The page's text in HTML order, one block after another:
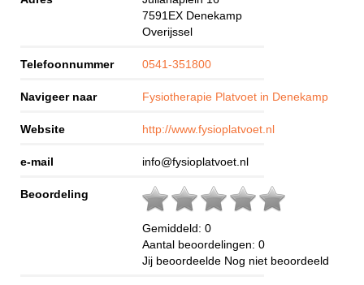
7591EX Denekamp
Overijssel
Telefoonnummer 0541-351800
Navigeer naar Fysiotherapie Platvoet in Denekamp
Website http://www.fysioplatvoet.nl
e-mail info@fysioplatvoet.nl
Beoordeling
Gemiddeld: 0
Aantal beoordelingen: 0
Jij beoordeelde Nog niet beoordeeld